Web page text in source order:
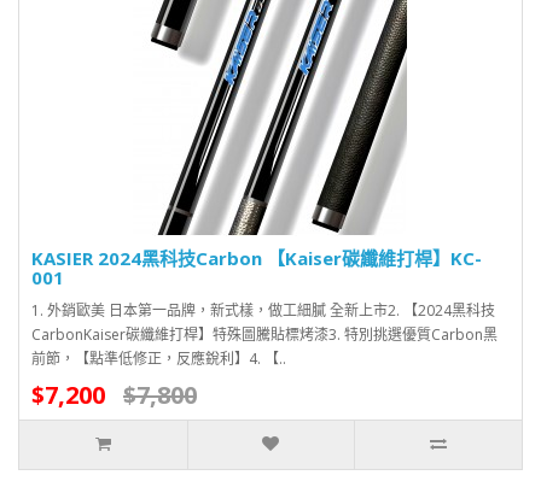
KASIER 2024黑科技Carbon 【Kaiser碳纖維打桿】KC-
001
1. 外銷歐美 日本第一品牌，新式樣，做工細膩 全新上市2. 【2024黑科技
CarbonKaiser碳纖維打桿】特殊圖騰貼標烤漆3. 特別挑選優質Carbon黑
前節，【點準低修正，反應銳利】4. 【..
$7,200 $7,800